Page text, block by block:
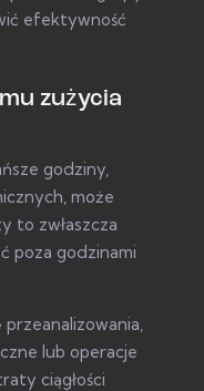
efektywność
zużycia
godziny,
może
to zwłaszcza
poza godzinami
lub operacje
ciągłości